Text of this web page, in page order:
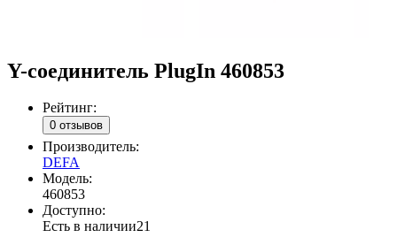
Y-соединитель PlugIn 460853
Рейтинг:
0 отзывов
Производитель:
DEFA
Модель:
460853
Доступно:
Есть в наличии21